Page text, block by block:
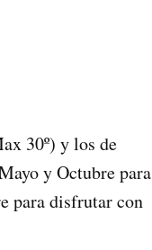
30º) y los de
y Octubre para
para disfrutar con